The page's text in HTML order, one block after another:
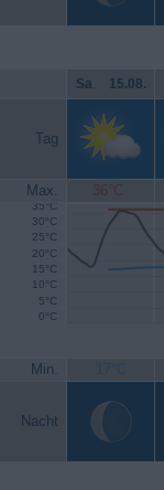
Sa. 15.08.
Tag
Max. 36°C
0°C
5°C
10°C
15°C
20°C
25°C
30°C
35°C
Min. 17°C
Nacht